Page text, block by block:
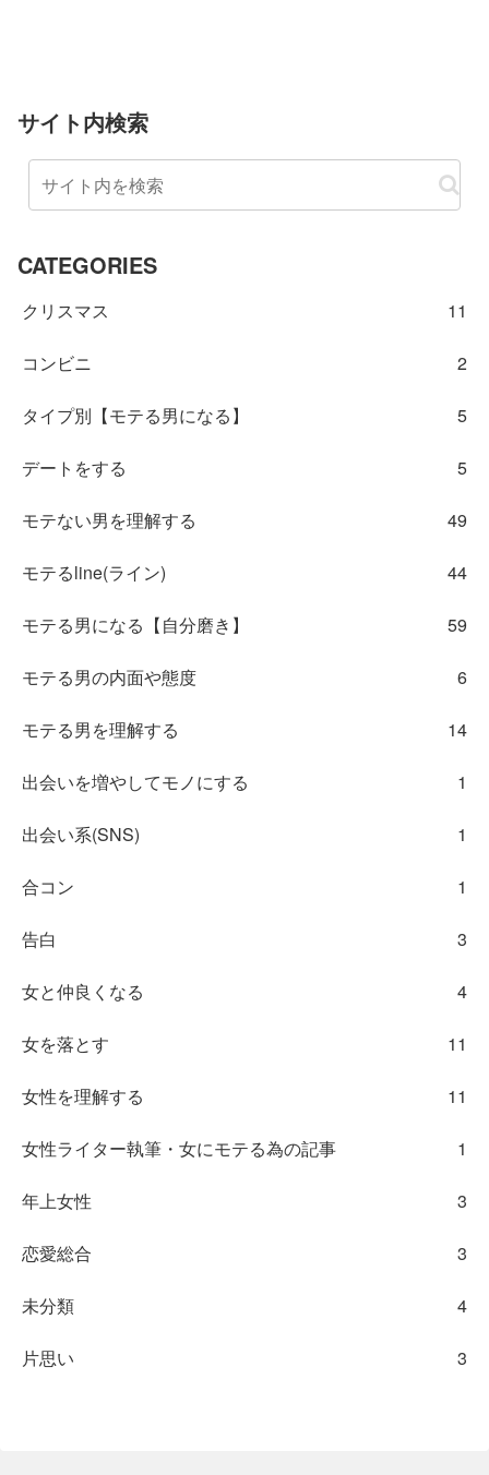
サイト内検索
CATEGORIES
クリスマス 11
コンビニ 2
タイプ別【モテる男になる】 5
デートをする 5
モテない男を理解する 49
モテるline(ライン) 44
モテる男になる【自分磨き】 59
モテる男の内面や態度 6
モテる男を理解する 14
出会いを増やしてモノにする 1
出会い系(SNS) 1
合コン 1
告白 3
女と仲良くなる 4
女を落とす 11
女性を理解する 11
女性ライター執筆・女にモテる為の記事 1
年上女性 3
恋愛総合 3
未分類 4
片思い 3